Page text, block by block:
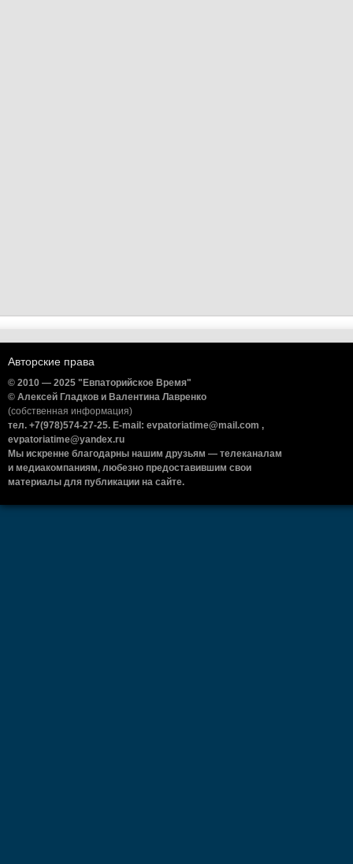
Авторские права
© 2010 — 2025 "Евпаторийское Время"
© Алексей Гладков и Валентина Лавренко
(собственная информация)
тел. +7(978)574-27-25. E-mail: evpatoriatime@mail.com ,
evpatoriatime@yandex.ru
Мы искренне благодарны нашим друзьям — телеканалам
и медиакомпаниям, любезно предоставившим свои
материалы для публикации на сайте.